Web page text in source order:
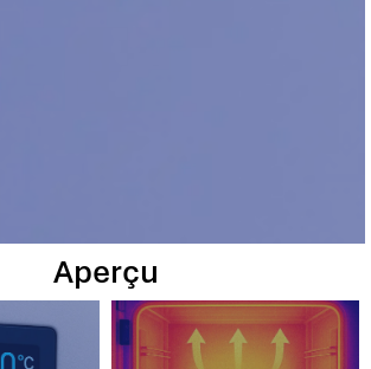
Aperçu